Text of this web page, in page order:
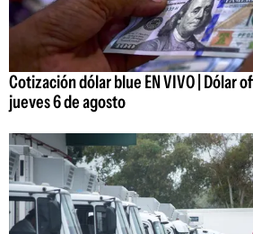
Cotización dólar blue EN VIVO | Dólar
jueves 6 de agosto